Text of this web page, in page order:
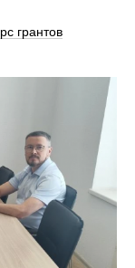
грантов